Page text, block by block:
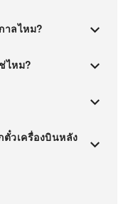
าลไหม?
ไหม?
วเครื่องบินหลัง